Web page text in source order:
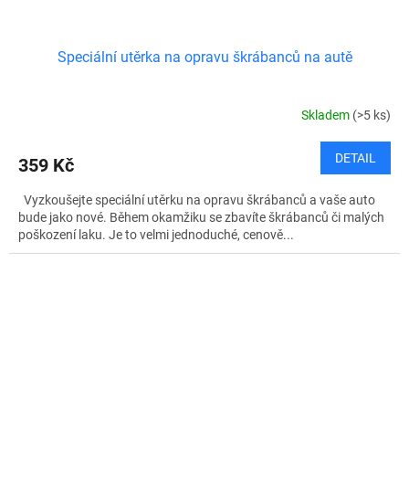
Speciální utěrka na opravu škrábanců na autě
Skladem (>5 ks)
359 Kč DETAIL
Vyzkoušejte speciální utěrku na opravu škrábanců a vaše auto
bude jako nové. Během okamžiku se zbavíte škrábanců či malých
poškození laku. Je to velmi jednoduché, cenově...